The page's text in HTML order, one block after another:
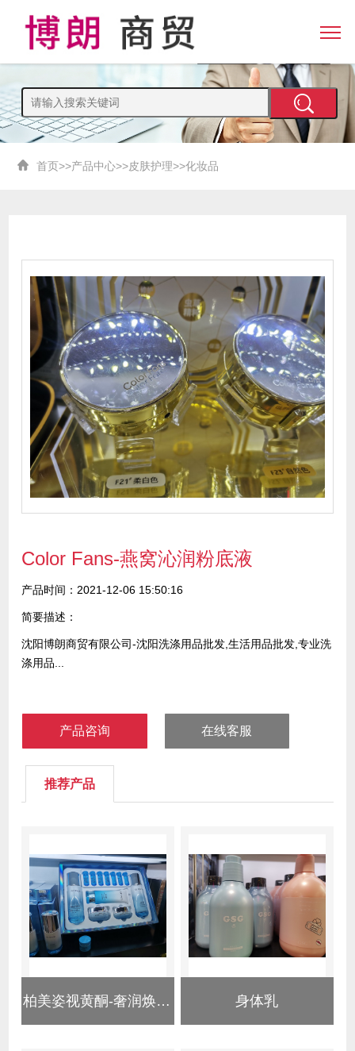
首页>>产品中心>>皮肤护理>>化妆品
Color Fans-燕窝沁润粉底液
产品时间：2021-12-06 15:50:16
简要描述：
沈阳博朗商贸有限公司-沈阳洗涤用品批发,生活用品批发,专业洗
涤用品...
产品咨询 在线客服
推荐产品
柏美姿视黄酮-奢润焕颜系列 身体乳